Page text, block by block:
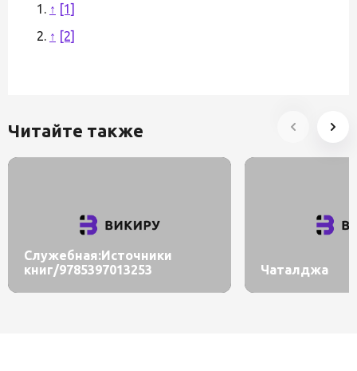
↑ [1]
↑ [2]
Читайте также
Служебная:Источники
книг/9785397013253
Чаталджа